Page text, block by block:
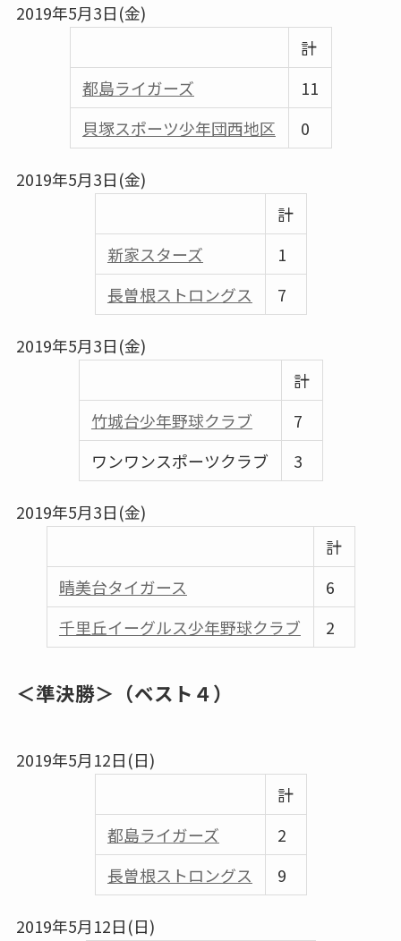
2019年5月3日(金)
計
都島ライガーズ
11
貝塚スポーツ少年団西地区
0
2019年5月3日(金)
計
新家スターズ
1
⾧曽根ストロングス
7
2019年5月3日(金)
計
竹城台少年野球クラブ
7
ワンワンスポーツクラブ
3
2019年5月3日(金)
計
晴美台タイガース
6
千里丘イーグルス少年野球クラブ
2
＜準決勝＞（ベスト４）
2019年5月12日(日)
計
都島ライガーズ
2
⾧曽根ストロングス
9
2019年5月12日(日)